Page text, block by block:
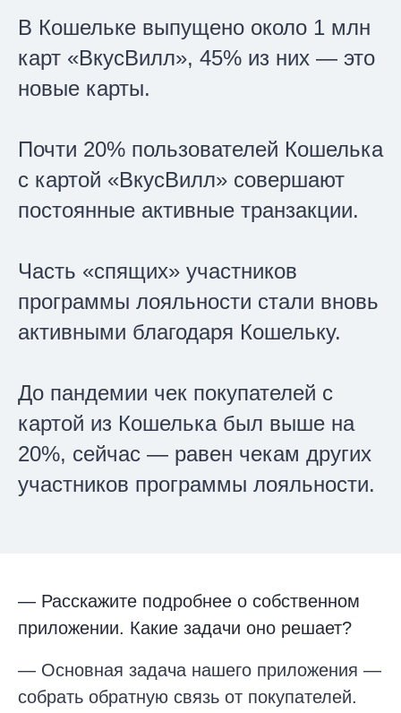
В Кошельке выпущено около 1 млн
карт «ВкусВилл», 45% из них — это
новые карты.
Почти 20% пользователей Кошелька
с картой «ВкусВилл» совершают
постоянные активные транзакции.
Часть «спящих» участников
программы лояльности стали вновь
активными благодаря Кошельку.
До пандемии чек покупателей с
картой из Кошелька был выше на
20%, сейчас — равен чекам других
участников программы лояльности.
— Расскажите подробнее о собственном
приложении. Какие задачи оно решает?
— Основная задача нашего приложения —
собрать обратную связь от покупателей.